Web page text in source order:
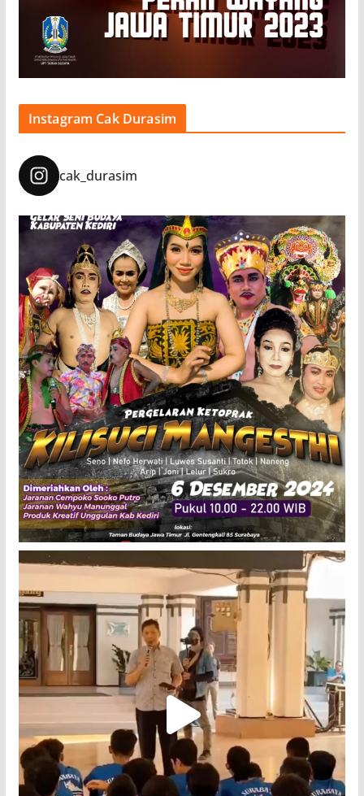
Instagram Cak Durasim
cak_durasim